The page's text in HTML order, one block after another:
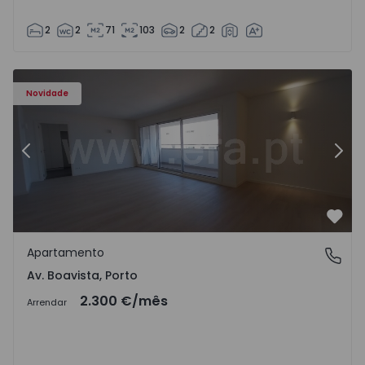
2 2 71 103 2 2
Novidade
Apartamento T3 Porto, Av. Boavista - 1575472 - 5
Anterior
Av. Boavista, Porto
Apartamento
Av. Boavista, Porto
Arrendar 2.300 €/mês